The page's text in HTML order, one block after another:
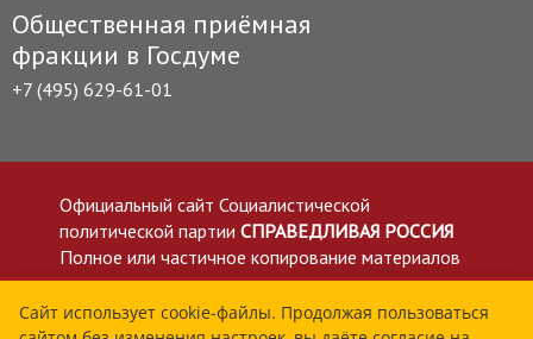
Общественная приёмная
фракции в Госдуме
+7 (495) 629-61-01
Официальный сайт Социалистической
политической партии СПРАВЕДЛИВАЯ РОССИЯ
Полное или частичное копирование материалов
приветствуется со ссылкой на сайт spravedlivo.ru
Политика в отношении обработки персональных
Сайт использует cookie-файлы. Продолжая пользоваться